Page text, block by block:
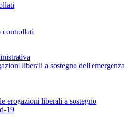
controllati
liberali a sostegno dell'emergenza
erogazioni liberali a sostegno
19